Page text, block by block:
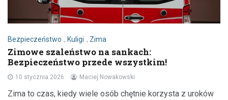
Bezpieczeństwo , Kuligi , Zima
Zimowe szaleństwo na sankach:
Bezpieczeństwo przede wszystkim!
10 stycznia 2026 Maciej Nowakowski
Zima to czas, kiedy wiele osób chętnie korzysta z uroków